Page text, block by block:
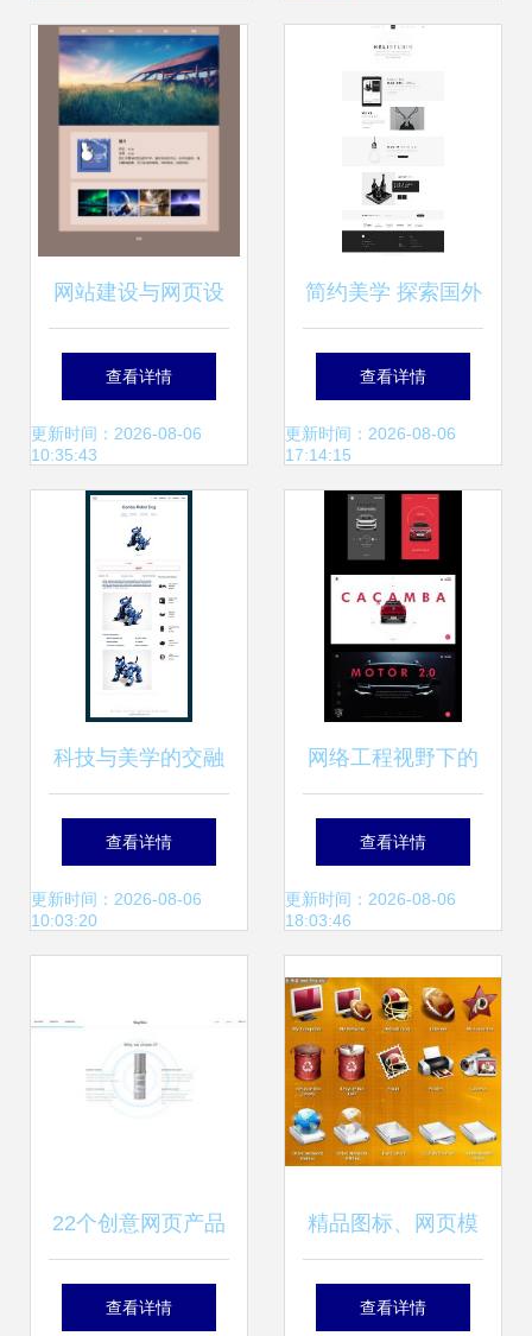
的创新融合
网站建设与网页设
计 构建成功在线形
象的核心要素
查看详情
更新时间：2026-08-06
10:35:43
简约美学 探索国外
优秀网页设计的UI
精髓
查看详情
更新时间：2026-08-06
17:14:15
科技与美学的交融
引领未来的高科技
产品网页设计
查看详情
更新时间：2026-08-06
10:03:20
网络工程视野下的
优秀网站网页设计
作品解析
查看详情
更新时间：2026-08-06
18:03:46
22个创意网页产品
页面设计欣赏 激发
查看详情
精品图标、网页模
板与素材 探索百图
查看详情